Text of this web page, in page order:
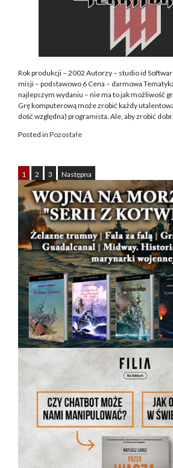
Rok produkcji – 2002 Autorzy – studio id
misji – podstawowo 6 Cena – darmowa
najlepszym wydaniu – nie ma to jak możliwość
Grę komputerową może zrobić każdy
dość względna) programista. Ale, aby zrobić
Posted in Pozostałe
1 2 3 Następna